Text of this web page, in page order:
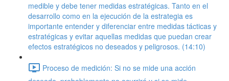
medible y debe tener medidas estratégicas. Tanto en el
desarrollo como en la ejecución de la estrategia es
importante entender y diferenciar entre medidas tácticas y
estratégicas y evitar aquellas medidas que puedan crear
efectos estratégicos no deseados y peligrosos. (14:10)
Proceso de medición: Si no se mide una acción